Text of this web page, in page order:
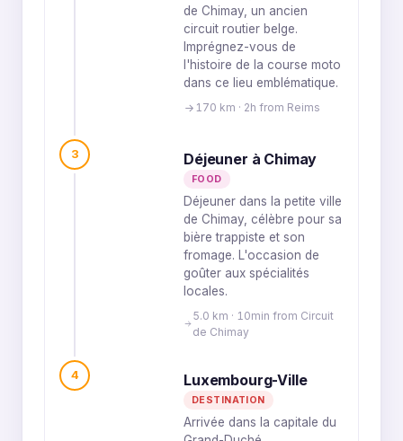
de Chimay, un ancien
circuit routier belge.
Imprégnez-vous de
l'histoire de la course moto
dans ce lieu emblématique.
170 km · 2h from Reims
3 Déjeuner à Chimay
FOOD
Déjeuner dans la petite ville
de Chimay, célèbre pour sa
bière trappiste et son
fromage. L'occasion de
goûter aux spécialités
locales.
5.0 km · 10min from Circuit
de Chimay
4 Luxembourg-Ville
DESTINATION
Arrivée dans la capitale du